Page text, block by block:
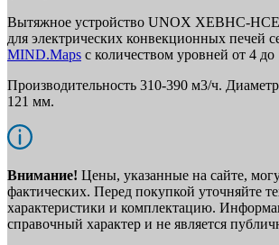
Вытяжное устройство UNOX XEBHC-
для электрических конвекционных печей
MIND.Maps с количеством уровней от 4 до
Производительность 310-390 м3/ч.
121 мм.
Внимание! Цены, указанные на сайте,
фактических. Перед покупкой уточняйте
характеристики и комплектацию.
справочный характер и не является